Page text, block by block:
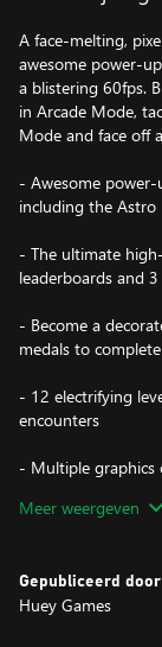
A face-melting,
awesome power-
a blistering 60fps.
in Arcade Mode,
Mode and face off
- Awesome
including the Astro
- The ultimate
leaderboards and
- Become a
medals to complete
- 12 electrifying
encounters
- Multiple graphics
Meer weergeven
Gepubliceerd door
Huey Games